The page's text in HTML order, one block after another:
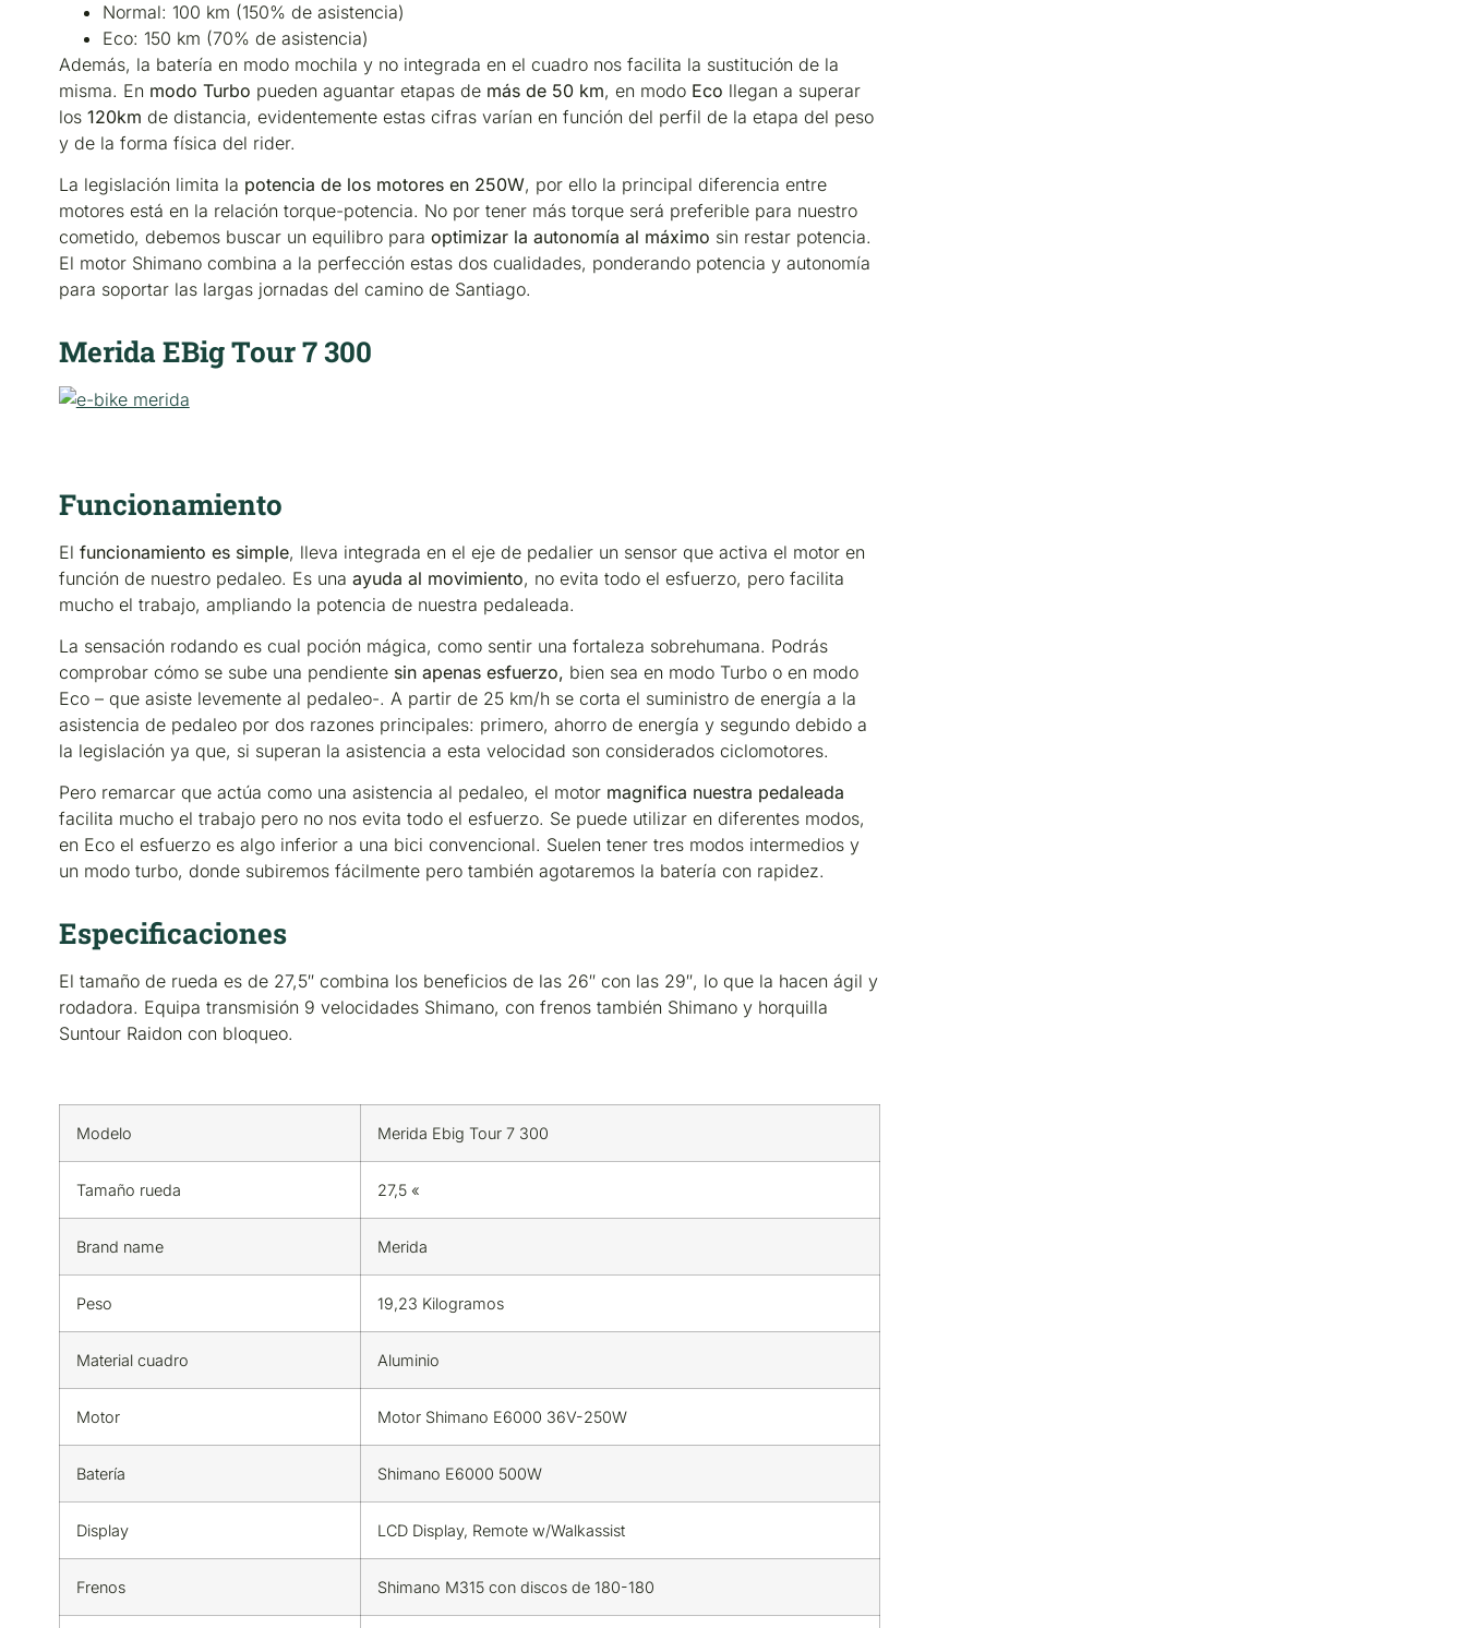
Normal: 100 km (150% de asistencia)
Eco: 150 km (70% de asistencia)
Además, la batería en modo mochila y no integrada en el cuadro nos facilita la sustitución de la
misma. En modo Turbo pueden aguantar etapas de más de 50 km, en modo Eco llegan a superar
los 120km de distancia, evidentemente estas cifras varían en función del perfil de la etapa del peso
y de la forma física del rider.
La legislación limita la potencia de los motores en 250W, por ello la principal diferencia entre
motores está en la relación torque-potencia. No por tener más torque será preferible para nuestro
cometido, debemos buscar un equilibro para optimizar la autonomía al máximo sin restar potencia.
El motor Shimano combina a la perfección estas dos cualidades, ponderando potencia y autonomía
para soportar las largas jornadas del camino de Santiago.
Merida EBig Tour 7 300
Funcionamiento
El funcionamiento es simple, lleva integrada en el eje de pedalier un sensor que activa el motor en
función de nuestro pedaleo. Es una ayuda al movimiento, no evita todo el esfuerzo, pero facilita
mucho el trabajo, ampliando la potencia de nuestra pedaleada.
La sensación rodando es cual poción mágica, como sentir una fortaleza sobrehumana. Podrás
comprobar cómo se sube una pendiente sin apenas esfuerzo, bien sea en modo Turbo o en modo
Eco – que asiste levemente al pedaleo-. A partir de 25 km/h se corta el suministro de energía a la
asistencia de pedaleo por dos razones principales: primero, ahorro de energía y segundo debido a
la legislación ya que, si superan la asistencia a esta velocidad son considerados ciclomotores.
Pero remarcar que actúa como una asistencia al pedaleo, el motor magnifica nuestra pedaleada
facilita mucho el trabajo pero no nos evita todo el esfuerzo. Se puede utilizar en diferentes modos,
en Eco el esfuerzo es algo inferior a una bici convencional. Suelen tener tres modos intermedios y
un modo turbo, donde subiremos fácilmente pero también agotaremos la batería con rapidez.
Especificaciones
El tamaño de rueda es de 27,5″ combina los beneficios de las 26″ con las 29″, lo que la hacen ágil y
rodadora. Equipa transmisión 9 velocidades Shimano, con frenos también Shimano y horquilla
Suntour Raidon con bloqueo.
Modelo Merida Ebig Tour 7 300
Tamaño rueda 27,5 «
Brand name Merida
Peso 19,23 Kilogramos
Material cuadro Aluminio
Motor Motor Shimano E6000 36V-250W
Batería Shimano E6000 500W
Display LCD Display, Remote w/Walkassist
Frenos Shimano M315 con discos de 180-180